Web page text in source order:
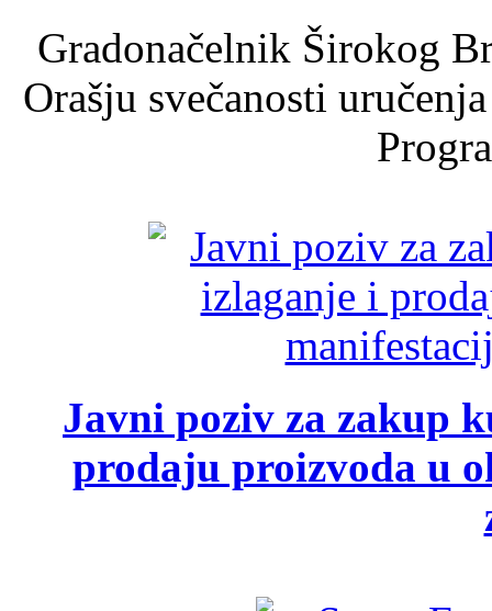
Gradonačelnik Širokog
Orašju svečanosti
Javni poziv za zakup
prodaju proizvoda u